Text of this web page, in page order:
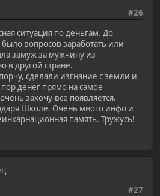
#26
ситуация по деньгам. До
вопросов заработать или
замуж за мужчину из
в другой стране.
сделали изгнание с земли и
денег прямо на самое
захочу-все появляется.
Школе. Очень много инфо и
память. Тружусь!
#27